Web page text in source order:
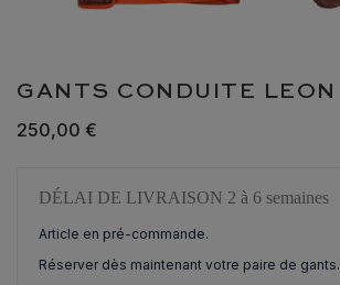
GANTS CONDUITE LEON
250,00 €
DÉLAI DE LIVRAISON 2 à 6 semaines
Article en pré-commande.
Réserver dès maintenant votre paire de gants.